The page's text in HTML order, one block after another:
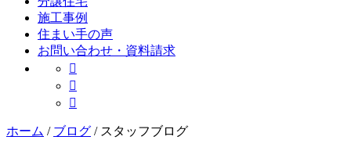
施工事例
住まい手の声
お問い合わせ・資料請求



ホーム / ブログ / スタッフブログ